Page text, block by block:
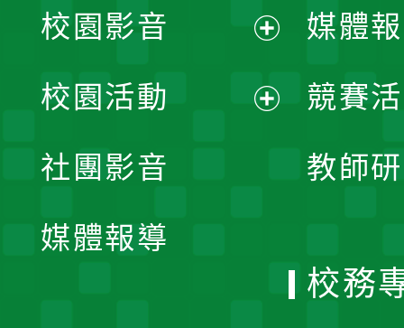
媒體
競賽
教師
校園影音
開
校園活動
社團影音
媒體報導
校務